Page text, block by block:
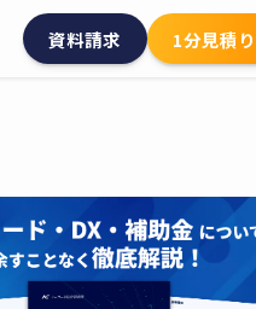
資料請求 1分見積り